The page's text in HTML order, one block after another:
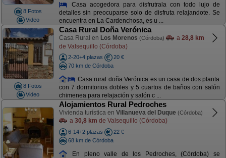
8 Fotos
Video
Casa acogedora para disfrutrala con todo lujo de
detalles sin preocuparse solo de disfruta relajandote. Se
encuentra en La Cardenchosa, es u ...
8 Fotos
Video
Casa Rural Doña Verónica
Casa Rural en Los Morenos (Córdoba) a 28,8 km
de Valsequillo (Córdoba)
2-20+4 plazas
20 €
70 km de Córdoba
Casa rural doña Verónica es un casa de dos planta
con 7 dormitorios dobles y 5 cuartos de baños con salón
chimenea para relajación y salón c ...
Alojamientos Rural Pedroches
Vivienda turística en Villanueva del Duque (Córdoba)
a 30,8 km de Valsequillo (Córdoba)
6-14+2 plazas
22 €
68 km de Córdoba
En pleno valle de los Pedroches, (Córdoba) se